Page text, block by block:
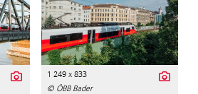
1 249 x 833
© ÖBB Bader